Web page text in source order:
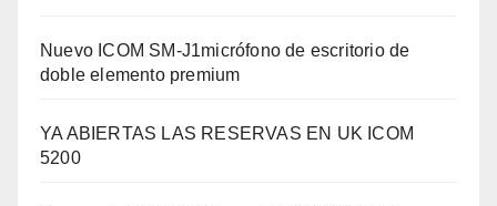
Nuevo ICOM SM-J1micrófono de escritorio de
doble elemento premium
YA ABIERTAS LAS RESERVAS EN UK ICOM
5200